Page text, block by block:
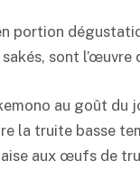
portion
sont
au goût du
la truite basse
aux œufs de